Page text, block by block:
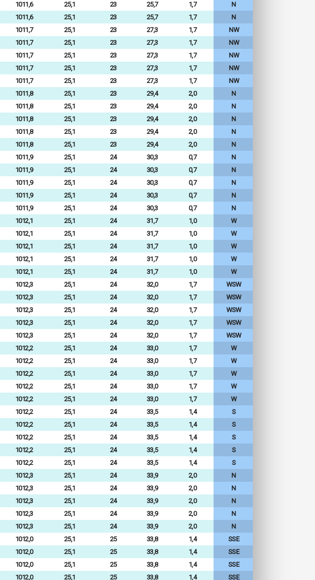
1011,6 25,1 23 25,7 1,7
N
1011,6 25,1 23 25,7 1,7
N
1011,7 25,1 23 27,3 1,7
NW
1011,7 25,1 23 27,3 1,7
NW
1011,7 25,1 23 27,3 1,7
NW
1011,7 25,1 23 27,3 1,7
NW
1011,7 25,1 23 27,3 1,7
NW
1011,8 25,1 23 29,4 2,0
N
1011,8 25,1 23 29,4 2,0
N
1011,8 25,1 23 29,4 2,0
N
1011,8 25,1 23 29,4 2,0
N
1011,8 25,1 23 29,4 2,0
N
1011,9 25,1 24 30,3 0,7
N
1011,9 25,1 24 30,3 0,7
N
1011,9 25,1 24 30,3 0,7
N
1011,9 25,1 24 30,3 0,7
N
1011,9 25,1 24 30,3 0,7
N
1012,1 25,1 24 31,7 1,0
W
1012,1 25,1 24 31,7 1,0
W
1012,1 25,1 24 31,7 1,0
W
1012,1 25,1 24 31,7 1,0
W
1012,1 25,1 24 31,7 1,0
W
1012,3 25,1 24 32,0 1,7
WSW
1012,3 25,1 24 32,0 1,7
WSW
1012,3 25,1 24 32,0 1,7
WSW
1012,3 25,1 24 32,0 1,7
WSW
1012,3 25,1 24 32,0 1,7
WSW
1012,2 25,1 24 33,0 1,7
W
1012,2 25,1 24 33,0 1,7
W
1012,2 25,1 24 33,0 1,7
W
1012,2 25,1 24 33,0 1,7
W
1012,2 25,1 24 33,0 1,7
W
1012,2 25,1 24 33,5 1,4
S
1012,2 25,1 24 33,5 1,4
S
1012,2 25,1 24 33,5 1,4
S
1012,2 25,1 24 33,5 1,4
S
1012,2 25,1 24 33,5 1,4
S
1012,3 25,1 24 33,9 2,0
N
1012,3 25,1 24 33,9 2,0
N
1012,3 25,1 24 33,9 2,0
N
1012,3 25,1 24 33,9 2,0
N
1012,3 25,1 24 33,9 2,0
N
1012,0 25,1 25 33,8 1,4
SSE
1012,0 25,1 25 33,8 1,4
SSE
1012,0 25,1 25 33,8 1,4
SSE
1012,0 25,1 25 33,8 1,4 SSE